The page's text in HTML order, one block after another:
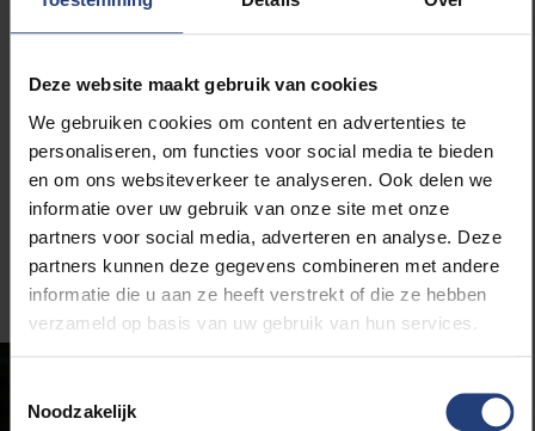
Deze website maakt gebruik van cookies
We gebruiken cookies om content en advertenties te
personaliseren, om functies voor social media te bieden
en om ons websiteverkeer te analyseren. Ook delen we
informatie over uw gebruik van onze site met onze
partners voor social media, adverteren en analyse. Deze
partners kunnen deze gegevens combineren met andere
informatie die u aan ze heeft verstrekt of die ze hebben
verzameld op basis van uw gebruik van hun services.
Noodzakelijk
oplossingen?
wagens, maar die zijn geen zaligmakende oplossing.
Veel problemen zijn nog steeds hetzelfde: congestie,
ruimtegebruik, materialen die moeten ontgonnen
worden,… De CO2 uitstoot is wel minder, maar we
gaan niet alle problemen oplossen door alles
elektrisch te maken.”